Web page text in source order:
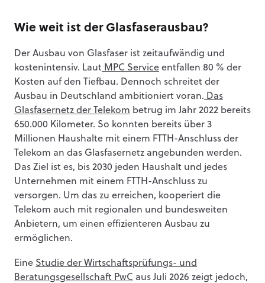
Wie weit ist der Glasfaserausbau?
Der Ausbau von Glasfaser ist zeitaufwändig und
kostenintensiv. Laut MPC Service entfallen 80 % der
Kosten auf den Tiefbau. Dennoch schreitet der
Ausbau in Deutschland ambitioniert voran. Das
Glasfasernetz der Telekom betrug im Jahr 2022 bereits
650.000 Kilometer. So konnten bereits über 3
Millionen Haushalte mit einem FTTH-Anschluss der
Telekom an das Glasfasernetz angebunden werden.
Das Ziel ist es, bis 2030 jeden Haushalt und jedes
Unternehmen mit einem FTTH-Anschluss zu
versorgen. Um das zu erreichen, kooperiert die
Telekom auch mit regionalen und bundesweiten
Anbietern, um einen effizienteren Ausbau zu
ermöglichen.
Eine Studie der Wirtschaftsprüfungs- und
Beratungsgesellschaft PwC aus Juli 2026 zeigt jedoch,